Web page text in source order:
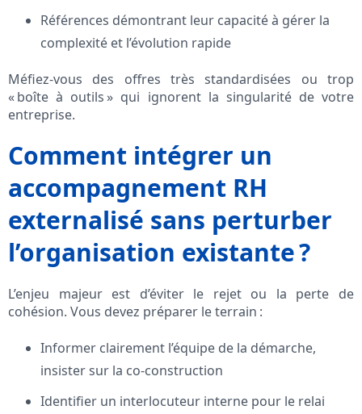
Références démontrant leur capacité à gérer la
complexité et l’évolution rapide
Méfiez-vous des offres très standardisées ou trop
« boîte à outils » qui ignorent la singularité de votre
entreprise.
Comment intégrer un
accompagnement RH
externalisé sans perturber
l’organisation existante ?
L’enjeu majeur est d’éviter le rejet ou la perte de
cohésion. Vous devez préparer le terrain :
Informer clairement l’équipe de la démarche,
insister sur la co-construction
Identifier un interlocuteur interne pour le relai